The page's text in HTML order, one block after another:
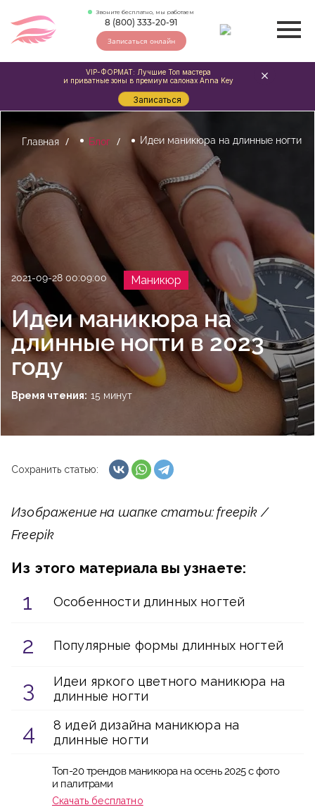
Звоните бесплатно, мы работаем
8 (800) 333-20-91
Записаться онлайн
Главная Блог Идеи маникюра на длинные ногти
2021-09-28 00:09:00 Маникюр
Время чтения: 15 минут
Идеи маникюра на
длинные ногти в 2023
году
Сохранить статью:
Изображение на шапке статьи: freepik /
Freepik
Из этого материала вы узнаете:
Особенности длинных ногтей
Популярные формы длинных ногтей
Идеи яркого цветного маникюра на
длинные ногти
8 идей дизайна маникюра на
длинные ногти
Топ-20 трендов маникюра на осень 2025 с фото
и палитрами
Скачать бесплатно
VIP-ФОРМАТ: Лучшие Топ мастера
и приватные зоны в премиум салонах Anna Key
Записаться